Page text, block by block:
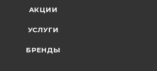
АКЦИИ
УСЛУГИ
БРЕНДЫ